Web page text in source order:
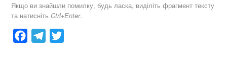
Якщо ви знайшли помилку, будь ласка, виділіть фрагмент тексту
та натисніть Ctrl+Enter.